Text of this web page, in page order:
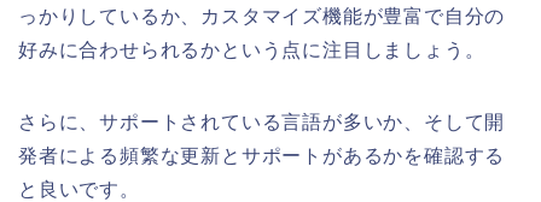
っかりしているか、カスタマイズ機能が豊富で自分の
好みに合わせられるかという点に注目しましょう。
さらに、サポートされている言語が多いか、そして開
発者による頻繁な更新とサポートがあるかを確認する
と良いです。